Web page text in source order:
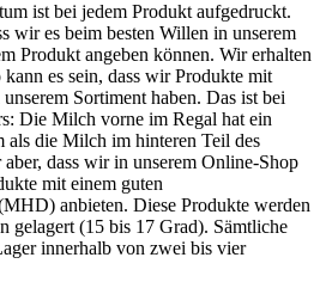
ist bei jedem Produkt aufgedruckt.
wir es beim besten Willen in unserem
Produkt angeben können. Wir erhalten
es sein, dass wir Produkte mit
Sortiment haben. Das ist bei
Die Milch vorne im Regal hat ein
als die Milch im hinteren Teil des
dass wir in unserem Online-Shop
mit einem guten
anbieten. Diese Produkte werden
gelagert (15 bis 17 Grad). Sämtliche
innerhalb von zwei bis vier